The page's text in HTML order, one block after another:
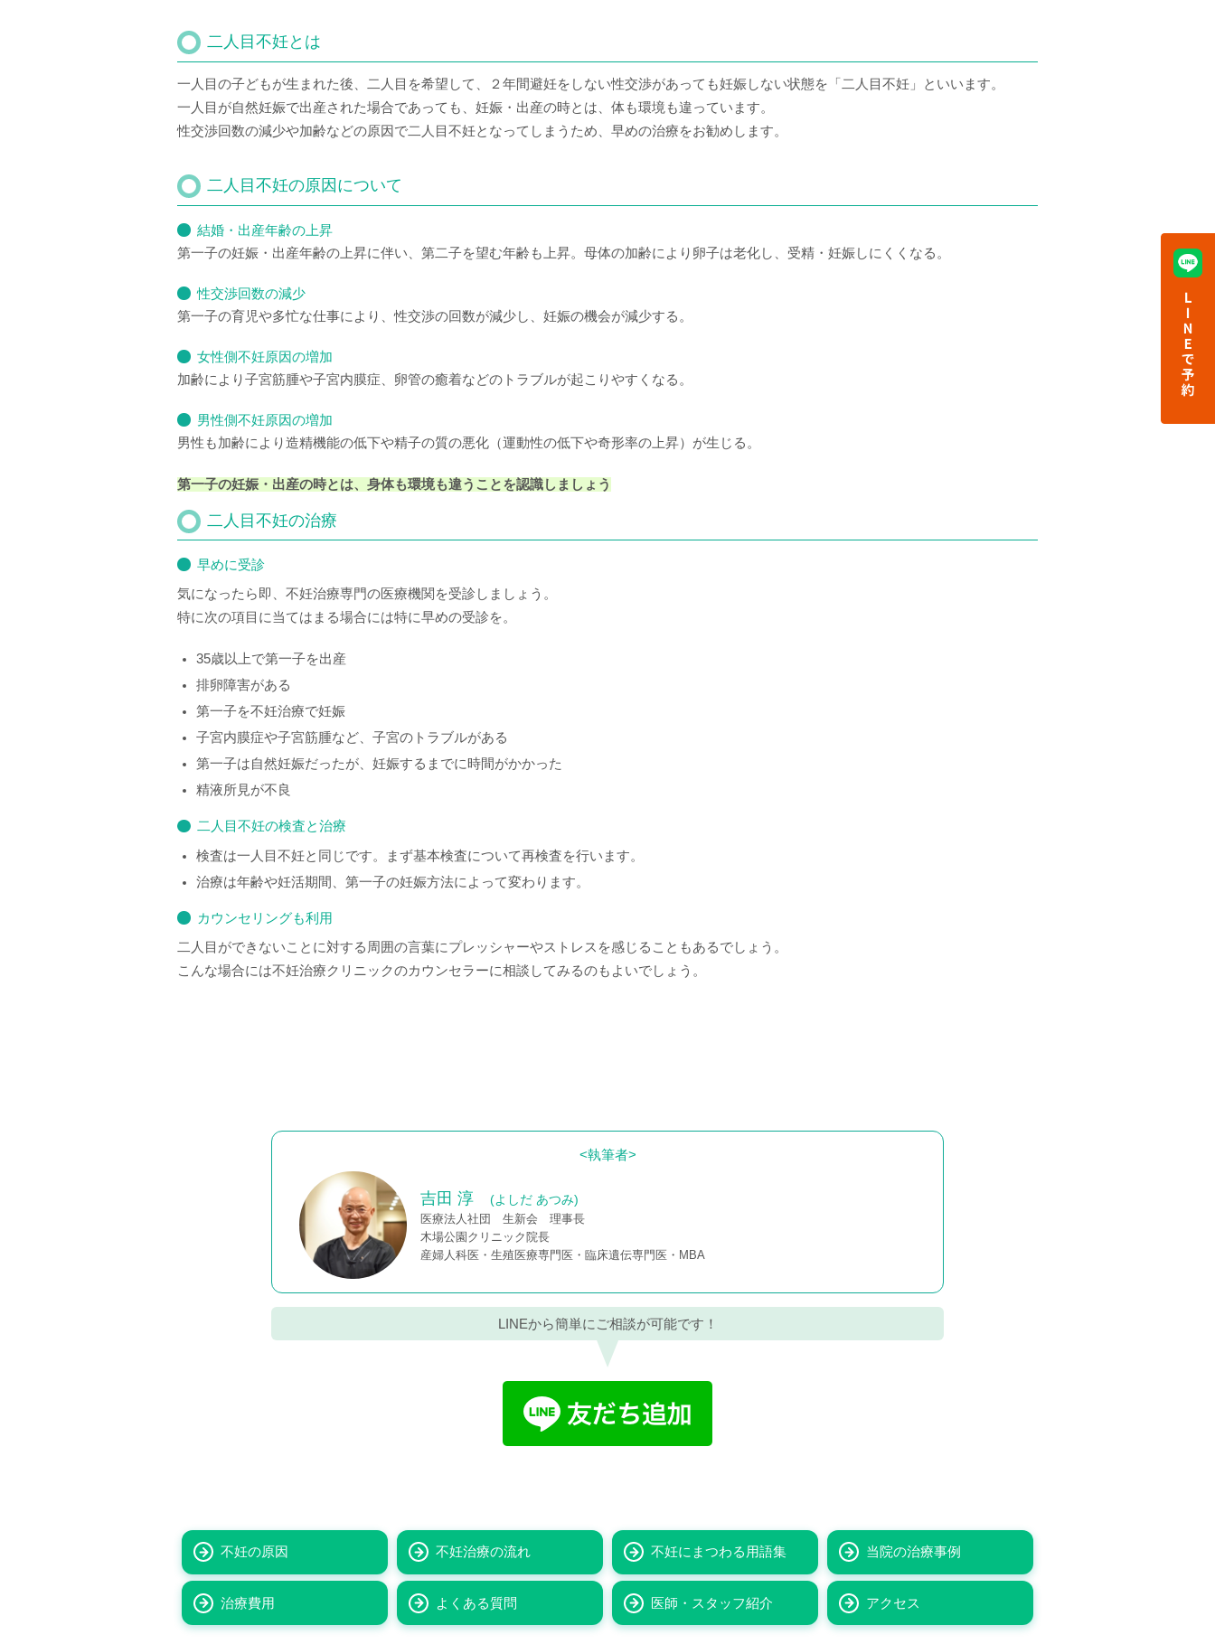
二人目不妊とは
一人目の子どもが生まれた後、二人目を希望して、２年間避妊をしない性交渉があっても妊娠しない状態を「二人目不妊」といいます。
一人目が自然妊娠で出産された場合であっても、妊娠・出産の時とは、体も環境も違っています。
性交渉回数の減少や加齢などの原因で二人目不妊となってしまうため、早めの治療をお勧めします。
二人目不妊の原因について
結婚・出産年齢の上昇
第一子の妊娠・出産年齢の上昇に伴い、第二子を望む年齢も上昇。母体の加齢により卵子は老化し、受精・妊娠しにくくなる。
性交渉回数の減少
第一子の育児や多忙な仕事により、性交渉の回数が減少し、妊娠の機会が減少する。
女性側不妊原因の増加
加齢により子宮筋腫や子宮内膜症、卵管の癒着などのトラブルが起こりやすくなる。
男性側不妊原因の増加
男性も加齢により造精機能の低下や精子の質の悪化（運動性の低下や奇形率の上昇）が生じる。
第一子の妊娠・出産の時とは、身体も環境も違うことを認識しましょう
二人目不妊の治療
早めに受診
気になったら即、不妊治療専門の医療機関を受診しましょう。
特に次の項目に当てはまる場合には特に早めの受診を。
35歳以上で第一子を出産
排卵障害がある
第一子を不妊治療で妊娠
子宮内膜症や子宮筋腫など、子宮のトラブルがある
第一子は自然妊娠だったが、妊娠するまでに時間がかかった
精液所見が不良
二人目不妊の検査と治療
検査は一人目不妊と同じです。まず基本検査について再検査を行います。
治療は年齢や妊活期間、第一子の妊娠方法によって変わります。
カウンセリングも利用
二人目ができないことに対する周囲の言葉にプレッシャーやストレスを感じることもあるでしょう。
こんな場合には不妊治療クリニックのカウンセラーに相談してみるのもよいでしょう。
吉田 淳 (よしだ あつみ)
医療法人社団 生新会 理事長
木場公園クリニック院長
産婦人科医・生殖医療専門医・臨床遺伝専門医・MBA
LINEから簡単にご相談が可能です！
不妊の原因 不妊治療の流れ 不妊にまつわる用語集 当院の治療事例
治療費用 よくある質問 医師・スタッフ紹介 アクセス